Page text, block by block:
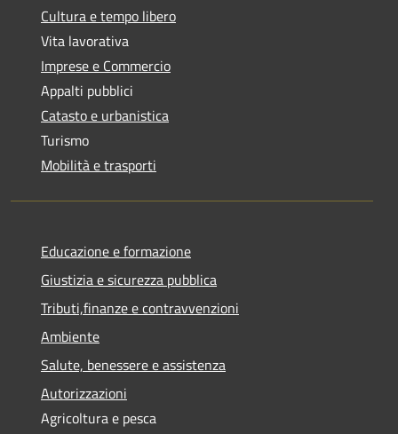
Cultura e tempo libero
Vita lavorativa
Imprese e Commercio
Appalti pubblici
Catasto e urbanistica
Turismo
Mobilità e trasporti
Educazione e formazione
Giustizia e sicurezza pubblica
Tributi,finanze e contravvenzioni
Ambiente
Salute, benessere e assistenza
Autorizzazioni
Agricoltura e pesca